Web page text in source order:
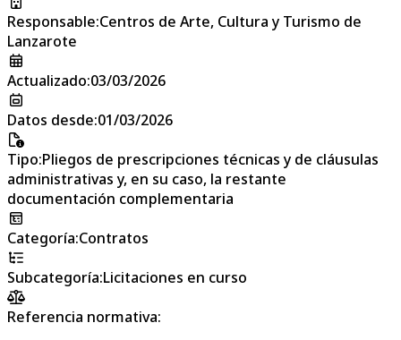
Responsable:Centros de Arte, Cultura y Turismo de
Lanzarote
Actualizado:03/03/2026
Datos desde:01/03/2026
Tipo:Pliegos de prescripciones técnicas y de cláusulas
administrativas y, en su caso, la restante
documentación complementaria
Categoría:Contratos
Subcategoría:Licitaciones en curso
Referencia normativa: